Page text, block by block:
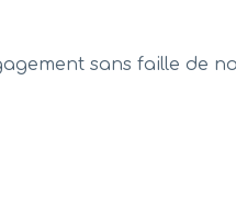
sans faille de